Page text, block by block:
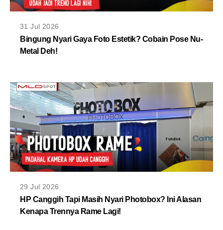
VIDEOS
MLDPOINTS
31 Jul 2026
Bingung Nyari Gaya Foto Estetik? Cobain Pose Nu-
Metal Deh!
29 Jul 2026
HP Canggih Tapi Masih Nyari Photobox? Ini Alasan
Kenapa Trennya Rame Lagi!